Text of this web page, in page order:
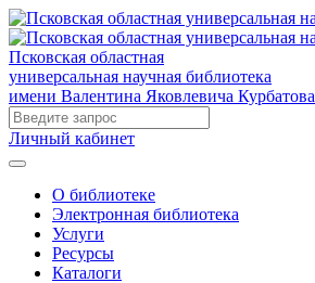
Псковская областная
универсальная научная библиотека
имени Валентина Яковлевича Курбатова
Личный кабинет
О библиотеке
Электронная библиотека
Услуги
Ресурсы
Каталоги